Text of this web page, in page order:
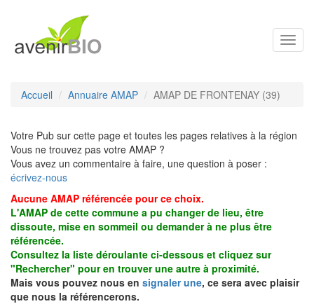
Accueil Annuaire AMAP AMAP DE FRONTENAY (39)
Votre Pub sur cette page et toutes les pages relatives à la région
Vous ne trouvez pas votre AMAP ?
Vous avez un commentaire à faire, une question à poser :
écrivez-nous
Aucune AMAP référencée pour ce choix.
L'AMAP de cette commune a pu changer de lieu, être
dissoute, mise en sommeil ou demander à ne plus être
référencée.
Consultez la liste déroulante ci-dessous et cliquez sur
"Rechercher" pour en trouver une autre à proximité.
Mais vous pouvez nous en signaler une, ce sera avec plaisir
que nous la référencerons.